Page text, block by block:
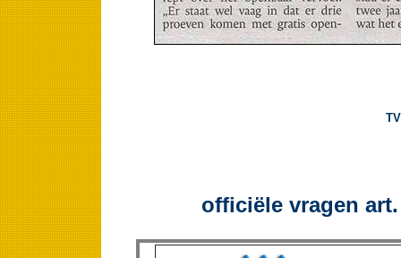
officiële vragen